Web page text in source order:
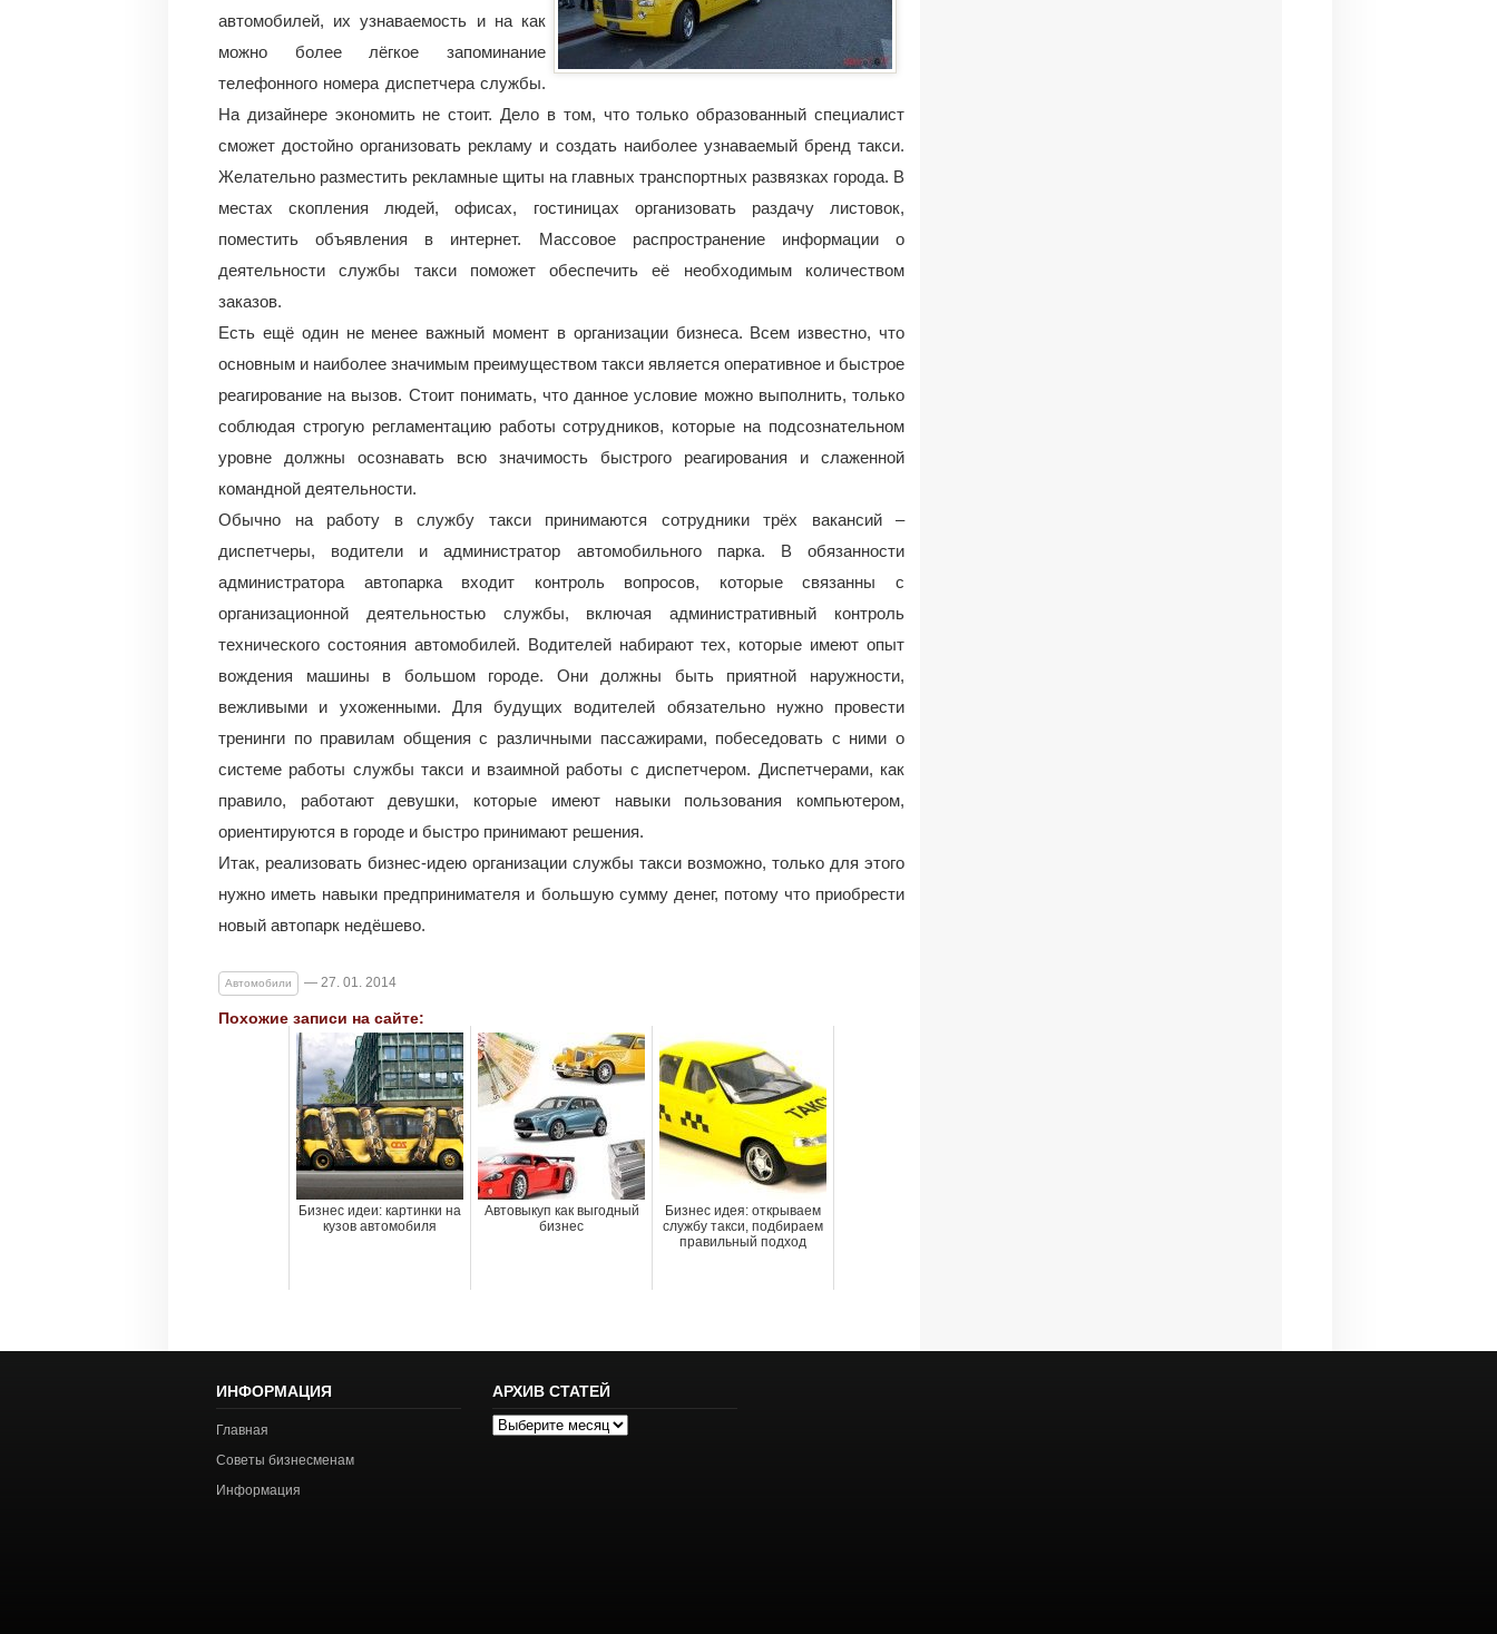
автомобилей, их узнаваемость и на как
можно более лёгкое запоминание
телефонного номера диспетчера службы.
На дизайнере экономить не стоит. Дело в том, что только образованный специалист
сможет достойно организовать рекламу и создать наиболее узнаваемый бренд такси.
Желательно разместить рекламные щиты на главных транспортных развязках города. В
местах скопления людей, офисах, гостиницах организовать раздачу листовок,
поместить объявления в интернет. Массовое распространение информации о
деятельности службы такси поможет обеспечить её необходимым количеством
заказов.
Есть ещё один не менее важный момент в организации бизнеса. Всем известно, что
основным и наиболее значимым преимуществом такси является оперативное и быстрое
реагирование на вызов. Стоит понимать, что данное условие можно выполнить, только
соблюдая строгую регламентацию работы сотрудников, которые на подсознательном
уровне должны осознавать всю значимость быстрого реагирования и слаженной
командной деятельности.
Обычно на работу в службу такси принимаются сотрудники трёх вакансий –
диспетчеры, водители и администратор автомобильного парка. В обязанности
администратора автопарка входит контроль вопросов, которые связанны с
организационной деятельностью службы, включая административный контроль
технического состояния автомобилей. Водителей набирают тех, которые имеют опыт
вождения машины в большом городе. Они должны быть приятной наружности,
вежливыми и ухоженными. Для будущих водителей обязательно нужно провести
тренинги по правилам общения с различными пассажирами, побеседовать с ними о
системе работы службы такси и взаимной работы с диспетчером. Диспетчерами, как
правило, работают девушки, которые имеют навыки пользования компьютером,
ориентируются в городе и быстро принимают решения.
Итак, реализовать бизнес-идею организации службы такси возможно, только для этого
нужно иметь навыки предпринимателя и большую сумму денег, потому что приобрести
новый автопарк недёшево.
Автомобили — 27. 01. 2014
Похожие записи на сайте:
Бизнес идеи: картинки на
кузов автомобиля
Автовыкуп как выгодный
бизнес
Бизнес идея: открываем
службу такси, подбираем
правильный подход
ИНФОРМАЦИЯ
Главная
Советы бизнесменам
Информация
АРХИВ СТАТЕЙ
Архив